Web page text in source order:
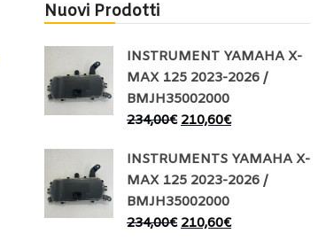
Nuovi Prodotti
INSTRUMENT YAMAHA X-
MAX 125 2023-2026 /
BMJH35002000
234,00€ 210,60€
INSTRUMENTS YAMAHA X-
MAX 125 2023-2026 /
BMJH35002000
234,00€ 210,60€